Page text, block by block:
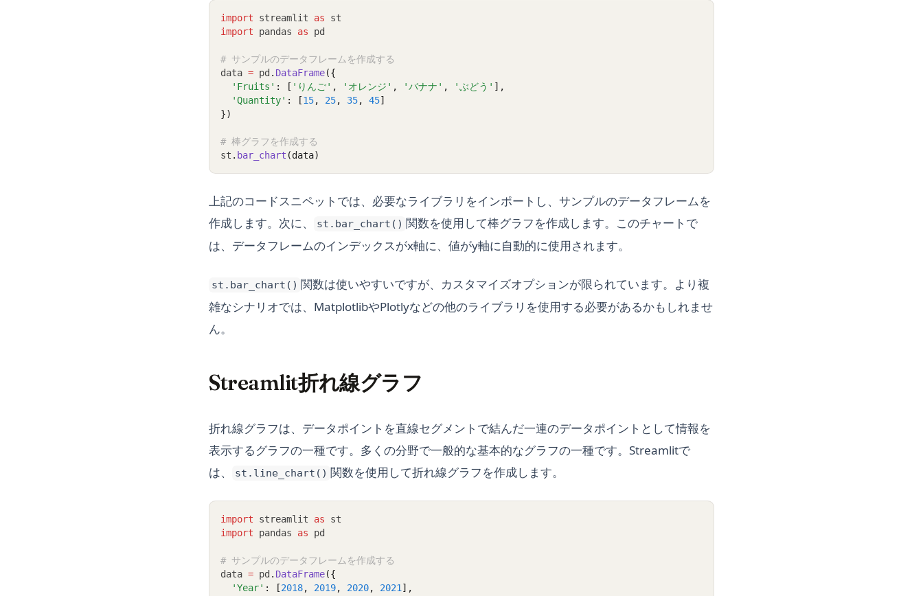
import streamlit as st
import pandas as pd
# サンプルのデータフレームを作成する
data = pd . DataFrame({
'Fruits' : [ 'りんご' , 'オレンジ' , 'バナナ' , 'ぶどう' ],
'Quantity' : [15, 25, 35, 45]
})
# 棒グラフを作成する
st . bar_chart (data)
上記のコードスニペットでは、必要なライブラリをインポートし、サンプルのデータフレームを
作成します。次に、
st.bar_chart() 関数を使用して棒グラフを作成します。このチャートで
は、データフレームのインデックスがx軸に、値がy軸に自動的に使用されます。
st.bar_chart() 関数は使いやすいですが、カスタマイズオプションが限られています。より複
雑なシナリオでは、MatplotlibやPlotlyなどの他のライブラリを使用する必要があるかもしれませ
ん。
Streamlit折れ線グラフ
折れ線グラフは、データポイントを直線セグメントで結んだ一連のデータポイントとして情報を
表示するグラフの一種です。多くの分野で一般的な基本的なグラフの一種です。Streamlitで
は、
st.line_chart() 関数を使用して折れ線グラフを作成します。
import streamlit as st
import pandas as pd
# サンプルのデータフレームを作成する
data = pd . DataFrame({
'Year' : [2018, 2019, 2020, 2021 ],